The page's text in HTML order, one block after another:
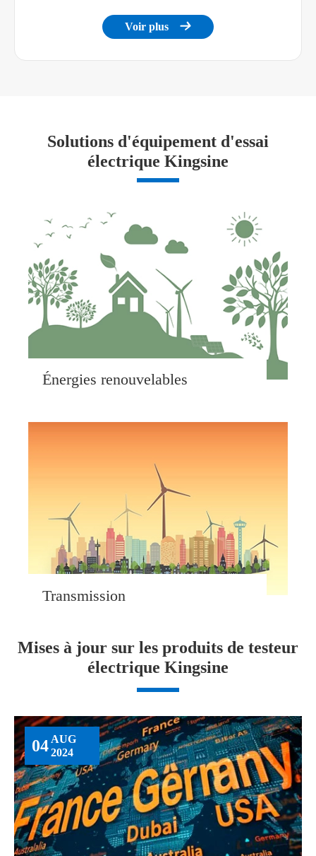
Voir plus 
Solutions d'équipement d'essai
électrique Kingsine
Énergies renouvelables
Transmission
Mises à jour sur les produits de testeur
électrique Kingsine
04 AUG
2024